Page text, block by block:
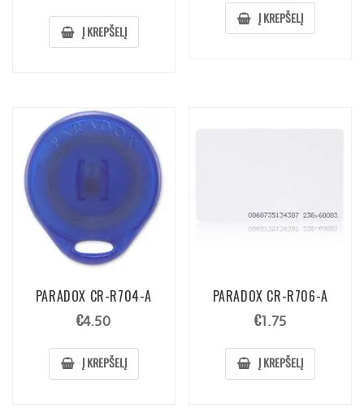
Į KREPŠELĮ
Į KREPŠELĮ
PARADOX CR-R704-A
€4.50
Į KREPŠELĮ
PARADOX CR-R706-A
€1.75
Į KREPŠELĮ